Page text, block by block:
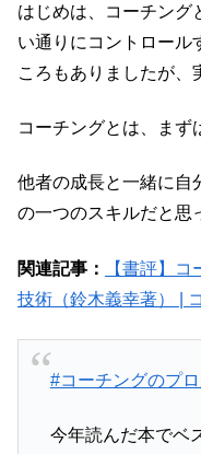
はじめは、コーチング
い通りにコントロール
ころもありましたが、
コーチングとは、まず
他者の成長と一緒に自
の一つのスキルだと思
関連記事：
【書評】
技術（鈴木義幸著） |
#コーチングのプ
今年読んだ本でベ